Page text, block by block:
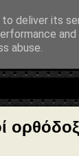
deliver its
abuse.